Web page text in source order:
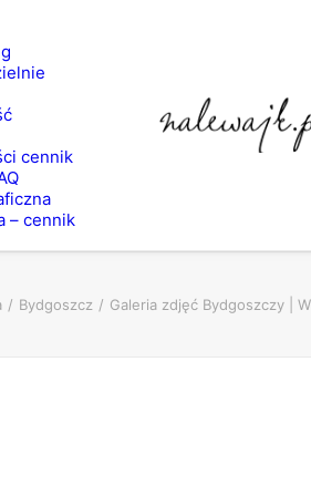
cennik
– cennik
Bydgoszcz Galeria zdjęć Bydgoszczy |